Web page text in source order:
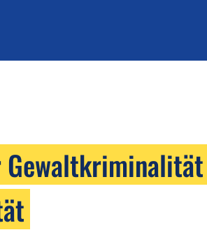
Gewaltkriminalität